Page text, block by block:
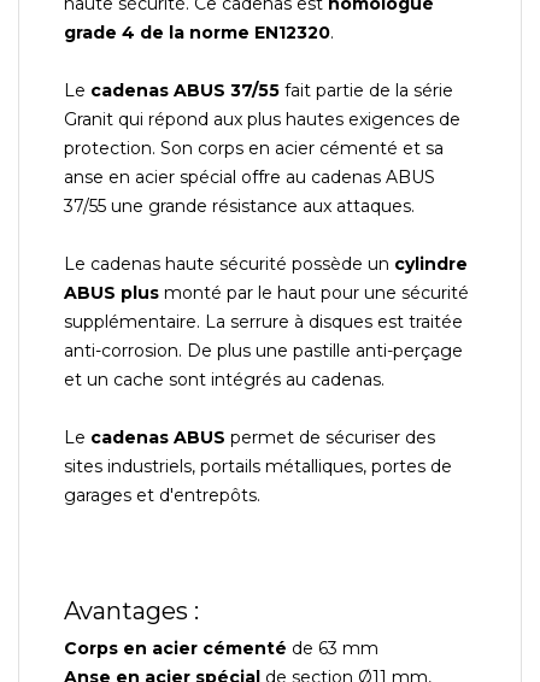
grade 4 de la norme EN12320.
Le cadenas ABUS 37/55 fait partie de la série
Granit qui répond aux plus hautes exigences de
protection. Son corps en acier cémenté et sa
anse en acier spécial offre au cadenas ABUS
37/55 une grande résistance aux attaques.
Le cadenas haute sécurité possède un cylindre
ABUS plus monté par le haut pour une sécurité
supplémentaire. La serrure à disques est traitée
anti-corrosion. De plus une pastille anti-perçage
et un cache sont intégrés au cadenas.
Le cadenas ABUS permet de sécuriser des
sites industriels, portails métalliques, portes de
garages et d'entrepôts.
Avantages :
Corps en acier cémenté de 63 mm
Anse en acier spécial de section Ø11 mm,